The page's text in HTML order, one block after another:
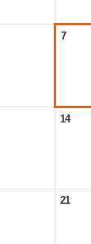
7
14
21